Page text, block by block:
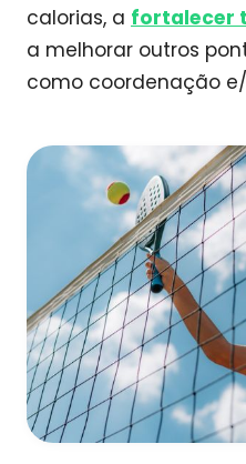
calorias, a fortalecer
a melhorar outros
como coordenação